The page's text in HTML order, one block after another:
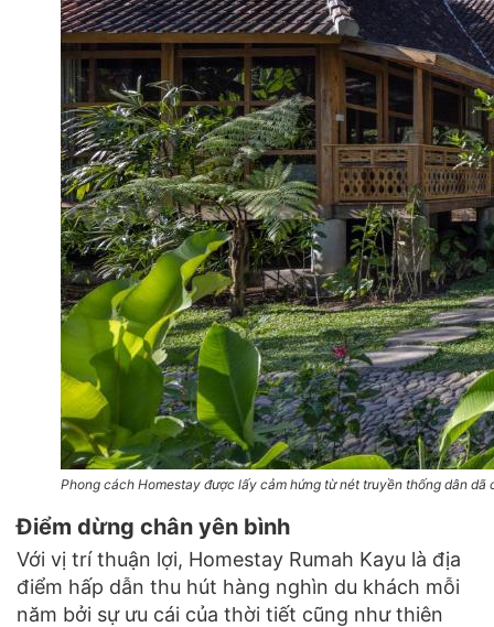
Phong cách Homestay được lấy cảm hứng từ nét truyền thống dân dã
Điểm dừng chân yên bình
Với vị trí thuận lợi, Homestay Rumah Kayu là địa
điểm hấp dẫn thu hút hàng nghìn du khách mỗi
năm bởi sự ưu cái của thời tiết cũng như thiên